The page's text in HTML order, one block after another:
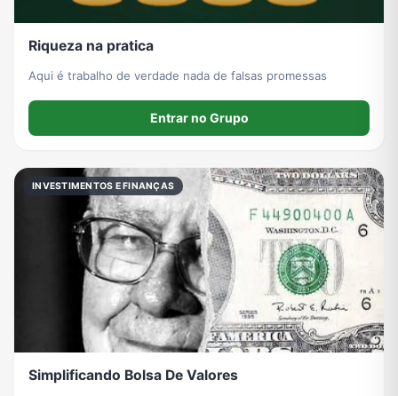
Riqueza na pratica
Aqui é trabalho de verdade nada de falsas promessas
Entrar no Grupo
INVESTIMENTOS E FINANÇAS
Simplificando Bolsa De Valores